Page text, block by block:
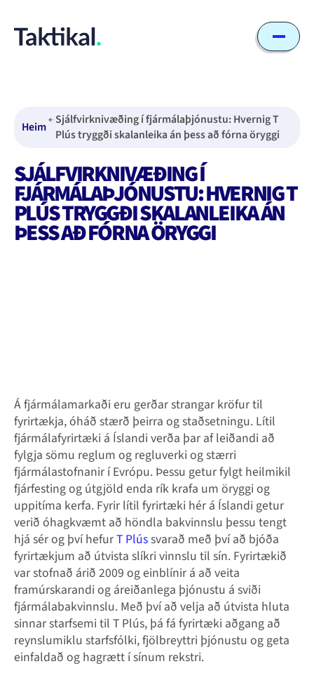
Heim Sjálfvirknivæðing í fjármálaþjónustu: Hvernig T
Plús tryggði skalanleika án þess að fórna öryggi
SJÁLFVIRKNIVÆÐING Í
FJÁRMÁLAÞJÓNUSTU: HVERNIG T
PLÚS TRYGGÐI SKALANLEIKA ÁN
ÞESS AÐ FÓRNA ÖRYGGI
Á fjármálamarkaði eru gerðar strangar kröfur til
fyrirtækja, óháð stærð þeirra og staðsetningu. Lítil
fjármálafyrirtæki á Íslandi verða þar af leiðandi að
fylgja sömu reglum og regluverki og stærri
fjármálastofnanir í Evrópu. Þessu getur fylgt heilmikil
fjárfesting og útgjöld enda rík krafa um öryggi og
uppitíma kerfa. Fyrir lítil fyrirtæki hér á Íslandi getur
verið óhagkvæmt að höndla bakvinnslu þessu tengt
hjá sér og því hefurT Plússvarað með því að bjóða
fyrirtækjum að útvista slíkri vinnslu til sín. Fyrirtækið
var stofnað árið 2009 og einblínir á að veita
framúrskarandi og áreiðanlega þjónustu á sviði
fjármálabakvinnslu. Með því að velja að útvista hluta
sinnar starfsemi til T Plús, þá fá fyrirtæki aðgang að
reynslumiklu starfsfólki, fjölbreyttri þjónustu og geta
einfaldað og hagrætt í sínum rekstri.